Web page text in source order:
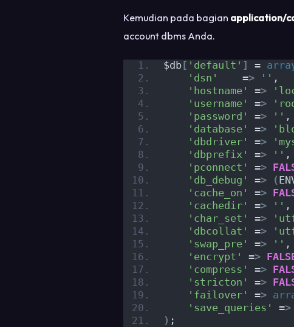
Kemudian pada bagian application/
account dbms Anda.
$db[ 'default' ] =
'dsn'
    =
> '' ,
'hostname'
=>
'username'
=>
'password'
=> '' ,
'database'
=>
'dbdriver'
=>
'dbprefix'
=> '' ,
'pconnect'
=>
'db_debug'
=> (
'cache_on'
=>
'cachedir'
=> '' ,
'char_set'
=>
'dbcollat'
=>
'swap_pre'
=> '' ,
'encrypt'
=>
'compress'
=>
'stricton'
=>
'failover'
=>
'save_queries'
=>
) ;